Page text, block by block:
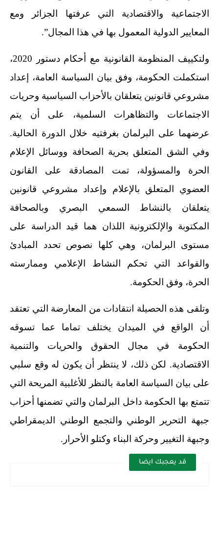
الاجتماعية والاقتصادية التي عرفتها الجزائر ومع
المعايير الدولية المعمول بها في هذا المجال”.
ولتكييف المنظومة القانونية مع أحكام دستور 2020،
استكملت الحكومة، وفق بيان السياسة العامة، إعداد
مشروعي قانونين يتعلقان بالأحزاب السياسية وحريات
الاجتماعات والتظاهرات السلمية، على أن يتم
عرضهما على البرلمان بغرفتيه خلال الدورة الحالية.
وفي الشق المتعلق بحرية الصحافة ووسائل الإعلام
الحرة والمسؤولة، تمت المصادقة على القانون
العضوي المتعلق بالإعلام وإعداد مشروعي قانونين
يتعلقان بالنشاط السمعي البصري وبالصحافة
المكتوبة والإلكترونية اللذان هما قيد الدراسة على
مستوى البرلمان، وهي كلها نصوص تحدد المبادئ
والقواعد التي تحكم النشاط الإعلامي وممارسته
الحرة، وفق الحكومة.
وتلقى هذه الحصيلة انتقادات من المعارضة التي تعتقد
أن الواقع في الميدان يختلف تماما عما تسوقه
الحكومة في مجال الحقوق والحريات والتنمية
الاقتصادية. لكن ذلك، لا ينتظر أن يكون له وقع سلبي
على بيان السياسة العامة بالنظر للأغلبية المريحة التي
تتمتع بها الحكومة داخل البرلمان والتي تضمنها أحزاب
جبهة التحرير الوطني والتجمع الوطني الديمقراطي
وجبهة التغيير وحركة البناء وكتلو الأحرار.
قد يعجبك ايضا